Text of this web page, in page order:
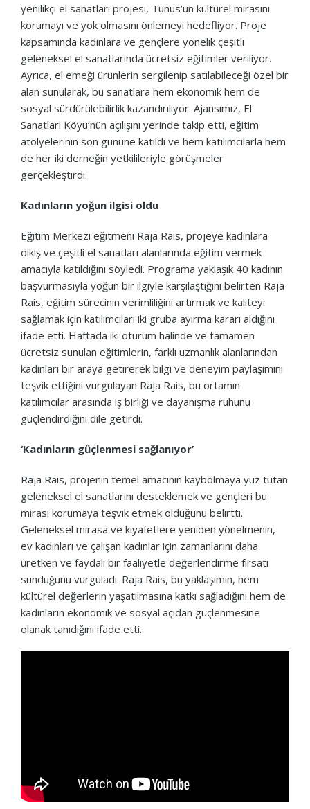
yenilikçi el sanatları projesi, Tunus’un kültürel mirasını
korumayı ve yok olmasını önlemeyi hedefliyor. Proje
kapsamında kadınlara ve gençlere yönelik çeşitli
geleneksel el sanatlarında ücretsiz eğitimler veriliyor.
Ayrıca, el emeği ürünlerin sergilenip satılabileceği özel bir
alan sunularak, bu sanatlara hem ekonomik hem de
sosyal sürdürülebilirlik kazandırılıyor. Ajansımız, El
Sanatları Köyü’nün açılışını yerinde takip etti, eğitim
atölyelerinin son gününe katıldı ve hem katılımcılarla hem
de her iki derneğin yetkilileriyle görüşmeler
gerçekleştirdi.
Kadınların yoğun ilgisi oldu
Eğitim Merkezi eğitmeni Raja Rais, projeye kadınlara
dikiş ve çeşitli el sanatları alanlarında eğitim vermek
amacıyla katıldığını söyledi. Programa yaklaşık 40 kadının
başvurmasıyla yoğun bir ilgiyle karşılaştığını belirten Raja
Rais, eğitim sürecinin verimliliğini artırmak ve kaliteyi
sağlamak için katılımcıları iki gruba ayırma kararı aldığını
ifade etti. Haftada iki oturum halinde ve tamamen
ücretsiz sunulan eğitimlerin, farklı uzmanlık alanlarından
kadınları bir araya getirerek bilgi ve deneyim paylaşımını
teşvik ettiğini vurgulayan Raja Rais, bu ortamın
katılımcılar arasında iş birliği ve dayanışma ruhunu
güçlendirdiğini dile getirdi.
‘Kadınların güçlenmesi sağlanıyor’
Raja Rais, projenin temel amacının kaybolmaya yüz tutan
geleneksel el sanatlarını desteklemek ve gençleri bu
mirası korumaya teşvik etmek olduğunu belirtti.
Geleneksel mirasa ve kıyafetlere yeniden yönelmenin,
ev kadınları ve çalışan kadınlar için zamanlarını daha
üretken ve faydalı bir faaliyetle değerlendirme fırsatı
sunduğunu vurguladı. Raja Rais, bu yaklaşımın, hem
kültürel değerlerin yaşatılmasına katkı sağladığını hem de
kadınların ekonomik ve sosyal açıdan güçlenmesine
olanak tanıdığını ifade etti.